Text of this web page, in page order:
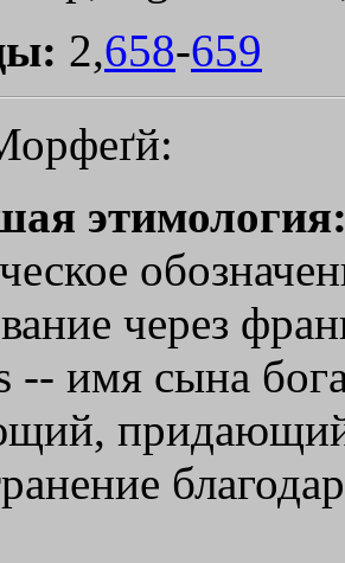
2,658-659
через
-- имя сына